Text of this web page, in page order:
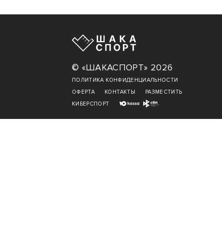
© «ШАКАСПОРТ» 2026
ПОЛИТИКА КОНФИДЕНЦИАЛЬНОСТИ
ОФЕРТА
КОНТАКТЫ
РАЗМЕСТИТЬ
КИБЕРСПОРТ